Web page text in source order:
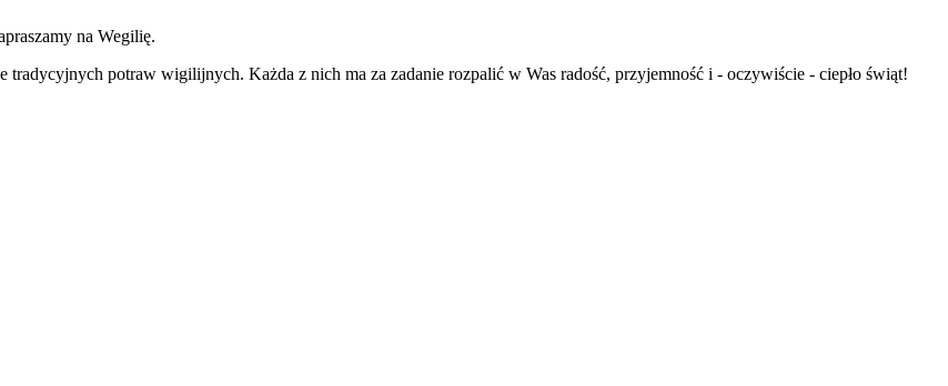
na Wegilię.
tradycyjnych potraw wigilijnych. Każda z nich ma za zadanie rozpalić w Was radość, przyjemność i - oczywiście - ciepło świąt!